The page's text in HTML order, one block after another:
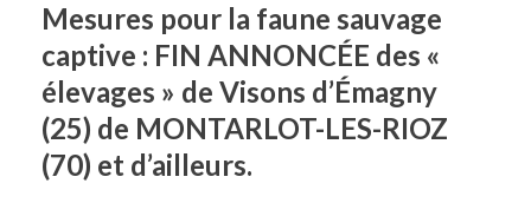
Mesures pour la faune sauvage
captive : FIN ANNONCÉE des «
élevages » de Visons d’Émagny
(25) de MONTARLOT-LES-RIOZ
(70) et d’ailleurs.